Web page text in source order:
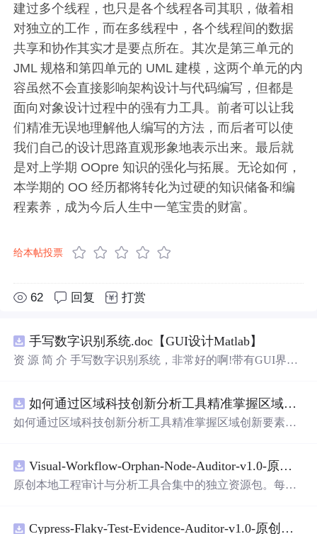
建过多个线程，也只是各个线程各司其职，做着相
对独立的工作，而在多线程中，各个线程间的数据
共享和协作其实才是要点所在。其次是第三单元的
JML 规格和第四单元的 UML 建模，这两个单元的内
容虽然不会直接影响架构设计与代码编写，但都是
面向对象设计过程中的强有力工具。前者可以让我
们精准无误地理解他人编写的方法，而后者可以使
我们自己的设计思路直观形象地表示出来。最后就
是对上学期 OOpre 知识的强化与拓展。无论如何，
本学期的 OO 经历都将转化为过硬的知识储备和编
程素养，成为今后人生中一笔宝贵的财富。
给本帖投票
62 回复 打赏
手写数字识别系统.doc【GUI设计Matlab】
资 源 简 介 手写数字识别系统，非常好的啊!带有GUI界
带有直观的图形用户界面（GUI），非常容易使用。你只
需要将手写数字输入系统，它将立即给出准确的识别结
是一个非常方便和实用的工具，你一定会喜欢它的！
如何通过区域科技创新分析工具精准掌握区域创新要素分布与产业链融合现状？.docx
如何通过区域科技创新分析工具精准掌握区域创新要素分
Visual-Workflow-Orphan-Node-Auditor-v1.0-原创源码与文档.zip
原创本地工程审计与分析工具合集中的独立资源包。每个
README、运行说明、功能清单、MIT License及原创与授
Cypress-Flaky-Test-Evidence-Auditor-v1.0-原创源码与文档.zip